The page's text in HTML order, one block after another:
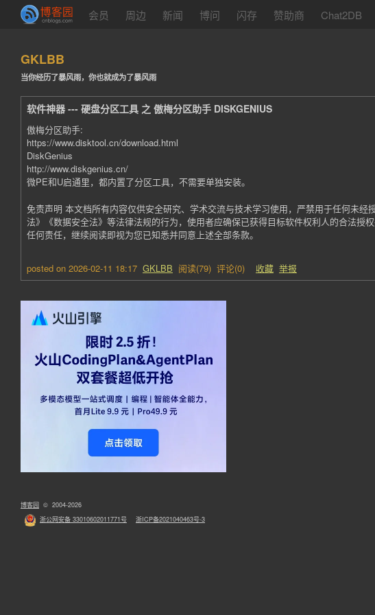
会员 周边 新闻 博问 闪存 赞助商 Chat2DB
GKLBB
当你经历了暴风雨，你也就成为了暴风雨
软件神器 --- 硬盘分区工具 之 傲梅分区助手 DISKGENIUS
傲梅分区助手:
https://www.disktool.cn/download.html
DiskGenius
http://www.diskgenius.cn/
微PE和U启通里，都内置了分区工具，不需要单独安装。
免责声明 本文档所有内容仅供安全研究、学术交流与技术学习使用，严禁用于任何未
法》《数据安全法》等法律法规的行为，使用者应确保已获得目标软件权利人的合法
任何责任，继续阅读即视为您已知悉并同意上述全部条款。
posted on 2026-02-11 18:17 GKLBB 阅读(79) 评论(0) 收藏 举报
博客园 © 2004-2026
浙公网安备 33010602011771号
浙ICP备2021040463号-3